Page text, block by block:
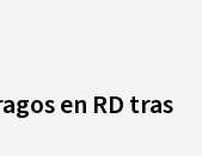
en RD tras